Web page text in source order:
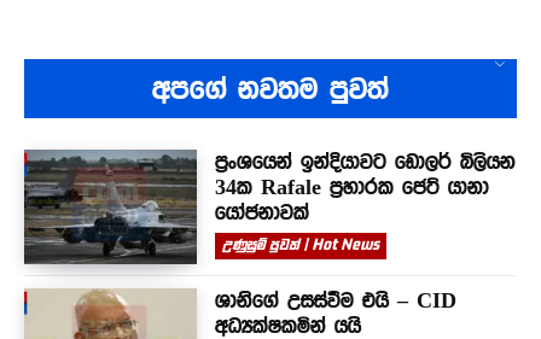
අපගේ නවතම පුවත්
ප්‍රංශයෙන් ඉන්දියාවට ඩොලර් බිලියන
34ක Rafale ප්‍රහාරක ජෙට් යානා
යෝජනාවක්
උණුසුම් පුවත් | Hot News
ශානිගේ උසස්වීම එයි – CID
අධ්‍යක්ෂකමින් යයි